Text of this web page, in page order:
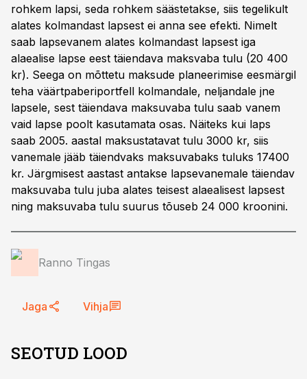
rohkem lapsi, seda rohkem säästetakse, siis tegelikult
alates kolmandast lapsest ei anna see efekti. Nimelt
saab lapsevanem alates kolmandast lapsest iga
alaealise lapse eest täiendava maksvaba tulu (20 400
kr). Seega on mõttetu maksude planeerimise eesmärgil
teha väärtpaberiportfell kolmandale, neljandale jne
lapsele, sest täiendava maksuvaba tulu saab vanem
vaid lapse poolt kasutamata osas. Näiteks kui laps
saab 2005. aastal maksustatavat tulu 3000 kr, siis
vanemale jääb täiendvaks maksuvabaks tuluks 17400
kr. Järgmisest aastast antakse lapsevanemale täiendav
maksuvaba tulu juba alates teisest alaealisest lapsest
ning maksuvaba tulu suurus tõuseb 24 000 kroonini.
Ranno Tingas
Jaga Vihja
SEOTUD LOOD